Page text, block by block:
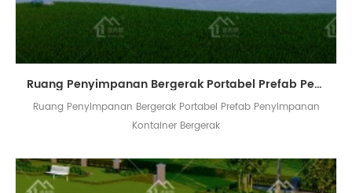
Ruang Penyimpanan Bergerak Portabel Prefab Penyimpanan Kontainer Bergerak
Ruang Penyimpanan Bergerak Portabel Prefab Penyimpanan
Kontainer Bergerak